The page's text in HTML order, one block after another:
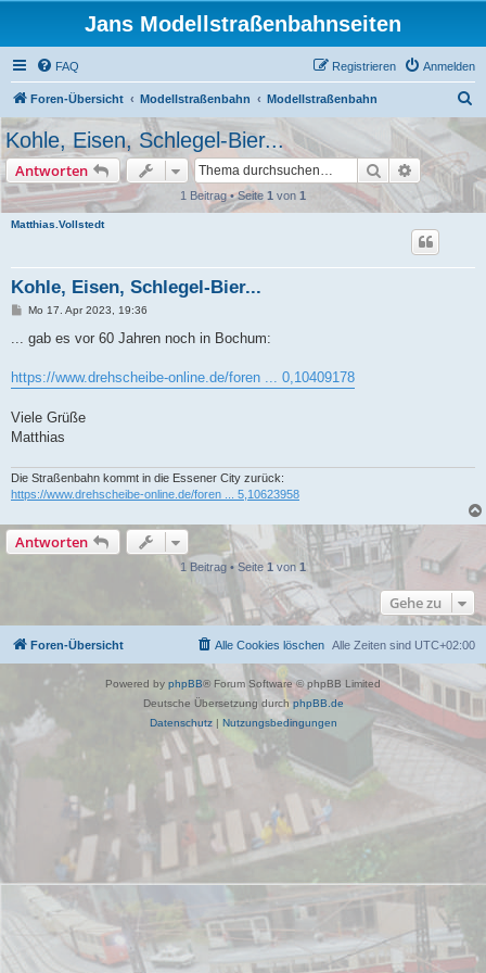
Jans Modellstraßenbahnseiten
FAQ Anmelden
Registrieren
Foren-Übersicht Modellstraßenbahn Modellstraßenbahn
c
h
Kohle, Eisen, Schlegel-Bier...
Antworten Suche
1 Beitrag • Seite 1 von 1
Matthias.Vollstedt
Kohle, Eisen, Schlegel-Bier...
B
a
g
Mo 17. Apr 2023, 19:36
... gab es vor 60 Jahren noch in Bochum:
https://www.drehscheibe-online.de/foren ... 0,10409178
Viele Grüße
Matthias
Die Straßenbahn kommt in die Essener City zurück:
https://www.drehscheibe-online.de/foren ... 5,10623958
Antworten
1 Beitrag • Seite 1von1
Gehe zu
Foren-Übersicht Alle Zeiten sind UTC+02:00
Alle Cookies löschen
Powered by phpBB® Forum Software © phpBB Limited
Deutsche Übersetzung durch phpBB.de
Datenschutz| Nutzungsbedingungen